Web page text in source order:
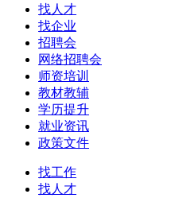
找人才
找企业
招聘会
网络招聘会
师资培训
教材教辅
学历提升
就业资讯
政策文件
找工作
找人才